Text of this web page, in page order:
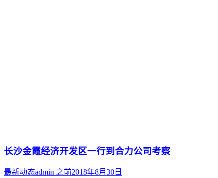
长沙金霞经济开发区一行到合力公司考察
最新动态admin 之前2018年8月30日